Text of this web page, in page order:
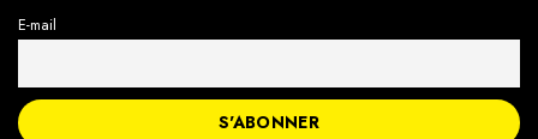
E-mail